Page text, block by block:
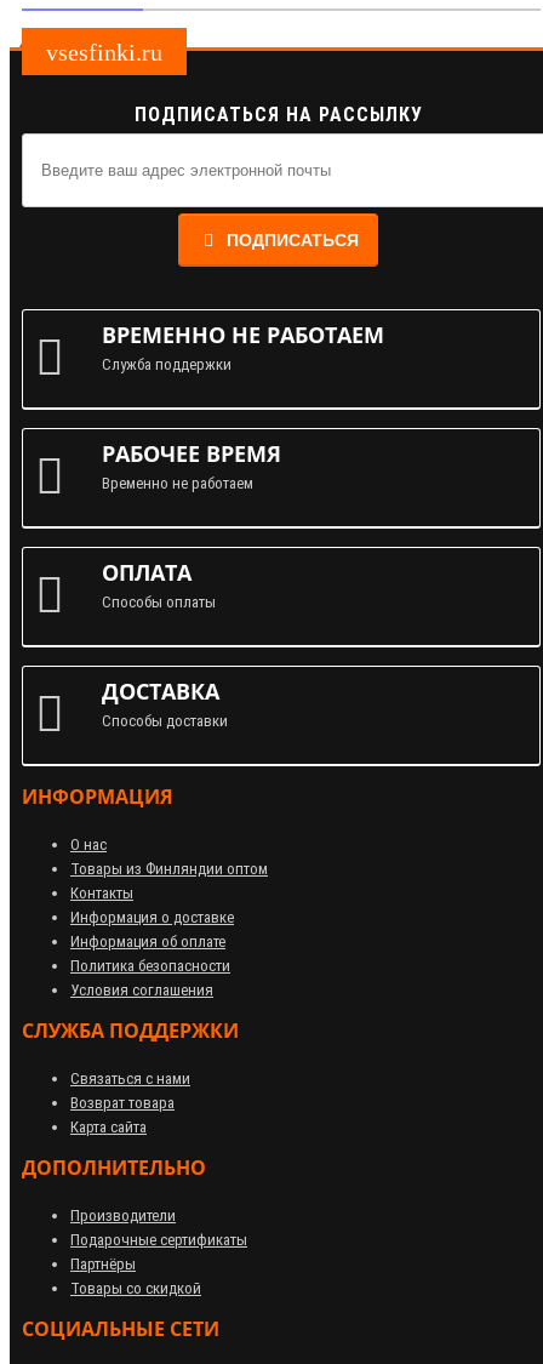
vsesfinki.ru
ПОДПИСАТЬСЯ НА РАССЫЛКУ
ПОДПИСАТЬСЯ
ВРЕМЕННО НЕ РАБОТАЕМ
Служба поддержки
РАБОЧЕЕ ВРЕМЯ
Временно не работаем
ОПЛАТА
Способы оплаты
ДОСТАВКА
Способы доставки
ИНФОРМАЦИЯ
О нас
Товары из Финляндии оптом
Контакты
Информация о доставке
Информация об оплате
Политика безопасности
Условия соглашения
СЛУЖБА ПОДДЕРЖКИ
Связаться с нами
Возврат товара
Карта сайта
ДОПОЛНИТЕЛЬНО
Производители
Подарочные сертификаты
Партнёры
Товары со скидкой
СОЦИАЛЬНЫЕ СЕТИ